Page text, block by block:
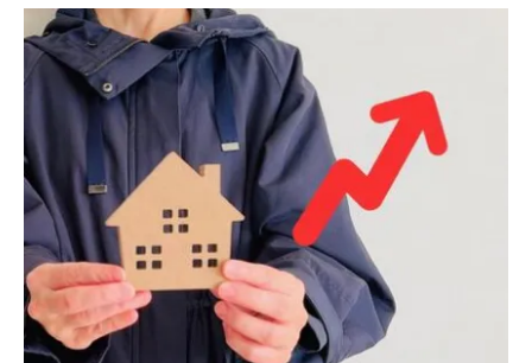
査定額を左右する物件の特徴と対策
不動産査定で差が出る地元情報の活用
慎重な比較で納得の不動産査定を実現
複数の不動産査定を比較する重要性
査定内容の違いを見抜く比較ポイント
納得できる不動産査定の選び方とは
査定比較で見落としやすい注意点解説
適正な不動産査定依頼のコツを紹介
岡崎市市場動向から考える査定重要性